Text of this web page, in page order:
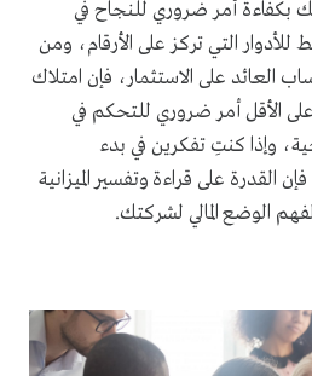
بكفاءة أمر ضروري للنجاح في
للأدوار التي تركز على الأرقام، ومن
العائد على الاستثمار، فإن امتلاك
على الأقل أمر ضروري للتحكم في
وإذا كنتِ تفكرين في بدء
على قراءة وتفسير الميزانية
الوضع المالي لشركتك.